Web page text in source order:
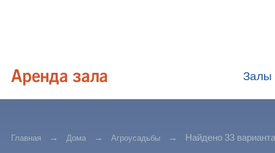
Залы
Главная Дома Агроусадьбы Найдено 33 варианта